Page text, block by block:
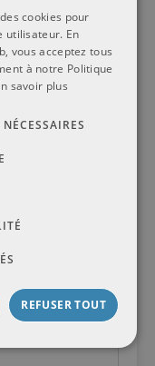
GmbH
cookies pour
utilisateur. En
vous acceptez tous
à notre Politique
savoir plus
REFUSER TOUT